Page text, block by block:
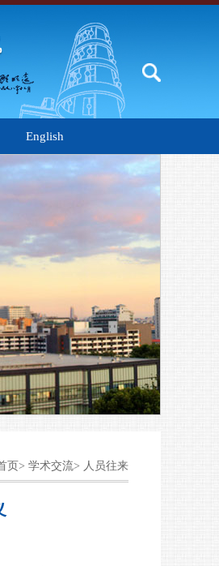
English
页> 学术交流> 人员往来